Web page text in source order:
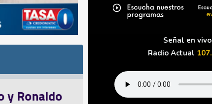
Inglaterra se inunda de
Señal en
Radio Actual